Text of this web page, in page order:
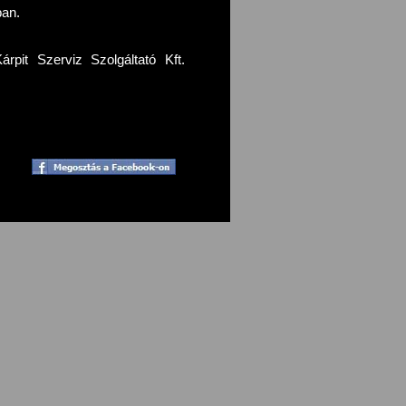
Szerviz Szolgáltató Kft.